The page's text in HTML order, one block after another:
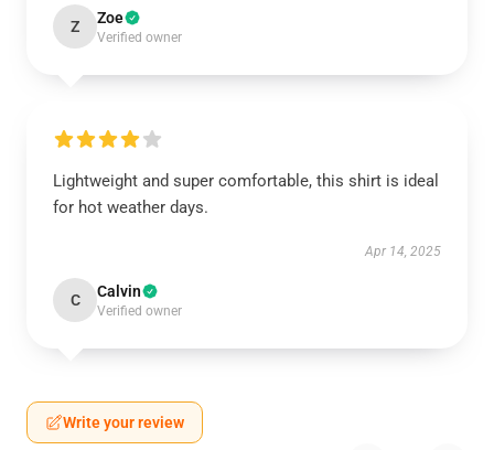
Z Zoe
Verified owner
Lightweight and super comfortable, this shirt is ideal
for hot weather days.
Apr 14, 2025
C Calvin
Verified owner
Write your review